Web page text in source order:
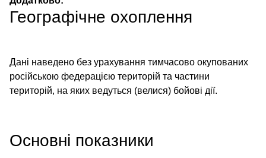
Географічне охоплення
Дані наведено без урахування тимчасово окупованих
російською федерацією територій та частини
територій, на яких ведуться (велися) бойові дії.
Основні показники